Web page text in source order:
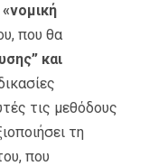
«νομική
που θα
και
τις μεθόδους
τη
που